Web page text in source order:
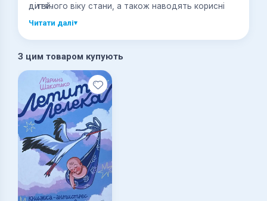
дитячого віку стани, а також наводять корисні
поради й методи, що сприяють гармонійному
дітей.
Читати далі▾
З цим товаром купують